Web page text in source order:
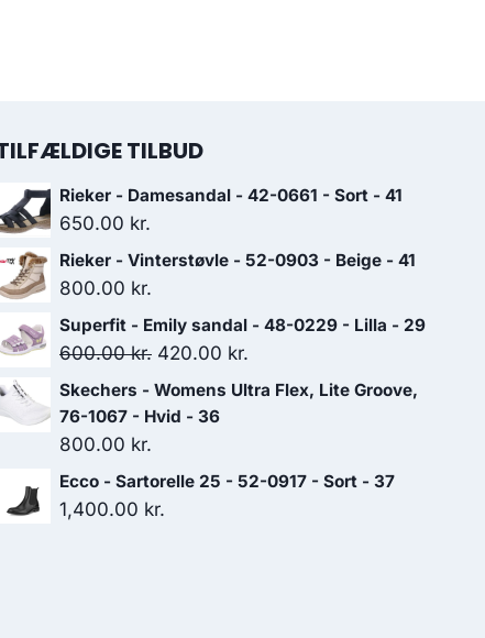
TILBUD
Rieker - Damesandal - 42-0661 - Sort - 41
650.00 kr.
Rieker - Vinterstøvle - 52-0903 - Beige - 41
800.00 kr.
Superfit - Emily sandal - 48-0229 - Lilla - 29
600.00kr. Den
oprindelige
pris
600.00 kr..
420.00 kr.
aktuelle
420.00 kr..
Skechers - Womens Ultra Flex, Lite Groove,
76-1067 - Hvid - 36
800.00 kr.
Ecco - Sartorelle 25 - 52-0917 - Sort - 37
1,400.00 kr.